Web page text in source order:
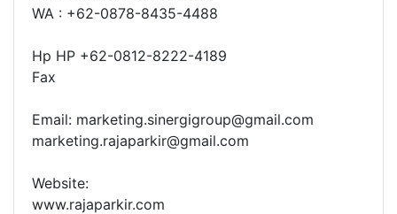
WA : +62-0878-8435-4488
Hp HP +62-0812-8222-4189
Fax
Email: marketing.sinergigroup@gmail.com
marketing.rajaparkir@gmail.com
Website:
www.rajaparkir.com